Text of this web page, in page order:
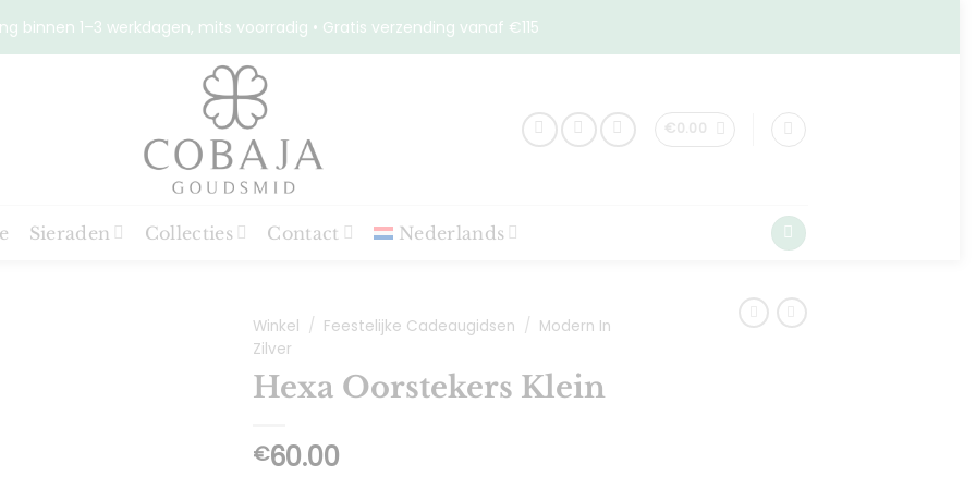
binnen 1–3 werkdagen, mits voorradig • Gratis verzending vanaf €115
€0.00
Sieraden Collecties Contact Nederlands
Winkel / Feestelijke Cadeaugidsen / Modern In
Zilver
Hexa Oorstekers Klein
€60.00